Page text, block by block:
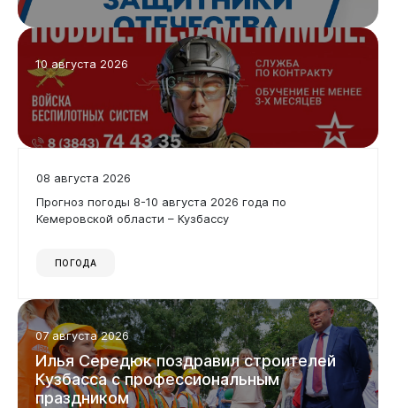
10 августа 2026
08 августа 2026
Прогноз погоды 8-10 августа 2026 года по
Кемеровской области – Кузбассу
ПОГОДА
07 августа 2026
ИльяСередюкпоздравилстроителей
Кузбассаспрофессиональным
праздником